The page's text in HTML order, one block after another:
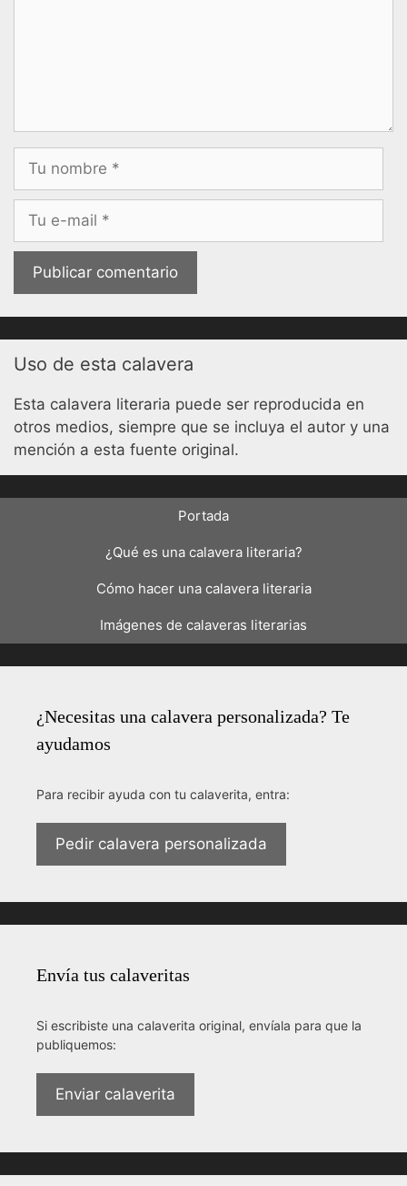
electrónico
Uso de esta calavera
Esta calavera literaria puede ser reproducida en
otros medios, siempre que se incluya el autor y una
mención a esta fuente original.
Portada
¿Qué es una calavera literaria?
Cómo hacer una calavera literaria
Imágenes de calaveras literarias
¿Necesitas una calavera personalizada? Te
ayudamos
Para recibir ayuda con tu calaverita, entra:
Pedir calavera personalizada
Envía tus calaveritas
Si escribiste una calaverita original, envíala para que la
publiquemos:
Enviar calaverita